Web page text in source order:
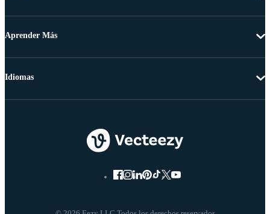
Aprender Más
Idiomas